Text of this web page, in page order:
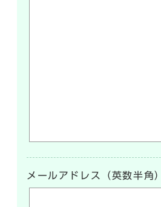
メールアドレス（英数半角）